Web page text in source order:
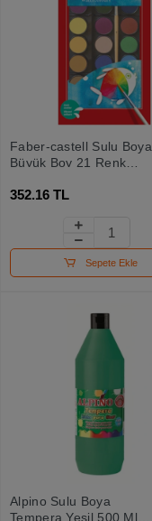
Faber-castell Sulu Boya
Büyük Boy 21 Renk
352.16 TL
Sepete Ekle
Alpino Sulu Boya
Tempera Yeşil 500 Ml